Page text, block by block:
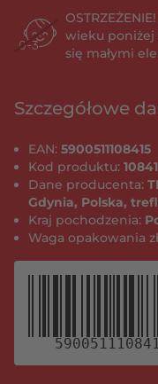
wieku poniżej
się małymi
Szczegółowe
EAN: 5900511108415
Kod produktu: 10841
Dane producenta:
Gdynia, Polska,
Kraj pochodzenia:
Waga opakowania